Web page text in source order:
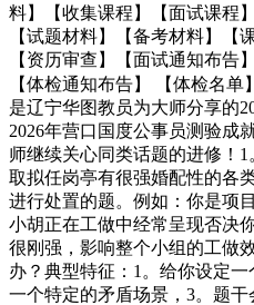
料】【收集课程】【面试课程
【试题材料】【备考材料】【
【资历审查】【面试通知布告
【体检通知布告】 【体检名单
是辽宁华图教员为大师分享的
2026年营口国度公事员测验成
师继续关心同类话题的进修！
取拟任岗亭有很强婚配性的各
进行处置的题。例如：你是项
小胡正在工做中经常呈现否决
很刚强，影响整个小组的工做
办？典型特征：1。给你设定
一个特定的矛盾场景，3。题干